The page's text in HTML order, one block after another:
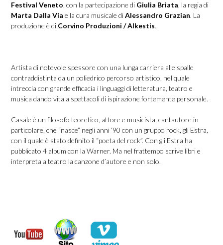
Festival Veneto, con la partecipazione di Giulia Briata, la regia di
Marta Dalla Via e la cura musicale diAlessandro Grazian. La
produzione è di Corvino Produzioni / Alkestis.
Artista di notevole spessore con una lunga carriera alle spalle
contraddistinta da un poliedrico percorso artistico, nel quale
intreccia con grande efficacia i linguaggi di letteratura, teatro e
musica dando vita a spettacoli di ispirazione fortemente personale.
Casale è un filosofo teoretico, attore e musicista, cantautore in
particolare, che “nasce” negli anni ’90 con un gruppo rock, gli Estra,
con il quale è stato definito il “poeta del rock”. Con gli Estra ha
pubblicato 4 album con la Warner. Ma nel frattempo scrive libri e
interpreta a teatro la canzone d’autore e non solo.